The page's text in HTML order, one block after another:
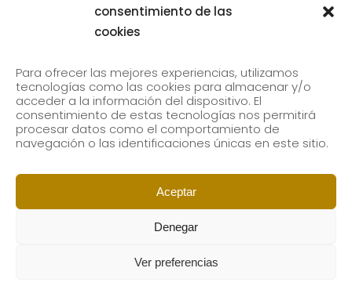
consentimiento de las
cookies
Para ofrecer las mejores experiencias, utilizamos
tecnologías como las cookies para almacenar y/o
acceder a la información del dispositivo. El
consentimiento de estas tecnologías nos permitirá
procesar datos como el comportamiento de
navegación o las identificaciones únicas en este sitio.
Aceptar
Denegar
Ver preferencias
Subscribe to our newsletter to receive our news by
email.